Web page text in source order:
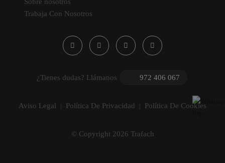
Trabaja Con Nosotros
¿Tienes dudas? Llámanos 972 406 067
© Copyright 2026 Trafach
Aviso Legal | Política De Privacidad | Política De Cookies